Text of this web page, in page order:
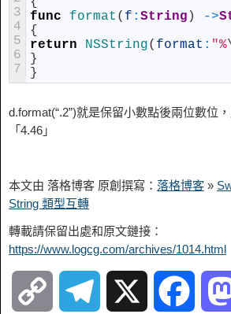
3
4
5
6
7
func
format ( f : String ) ->
{
return
NSString( format : "%
}
}
d.format(“.2”)就是保留小數點後兩位數位
「4.46」
本文由 落格博客 原創撰寫： 落格博客 »
String 類型互轉
轉載請保留出處和原文鏈接：
https://www.logcg.com/archives/1014.html